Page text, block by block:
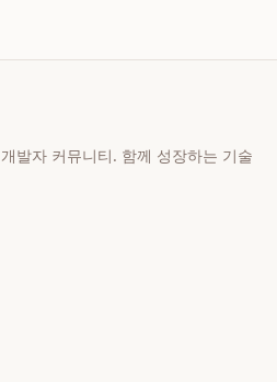
발자 커뮤니티. 함께 성장하는 기술